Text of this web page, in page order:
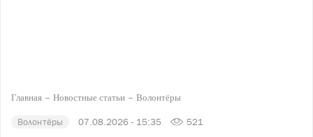
Главная Новостные статьи Волонтёры
Волонтёры 07.08.2026 - 15:35 521